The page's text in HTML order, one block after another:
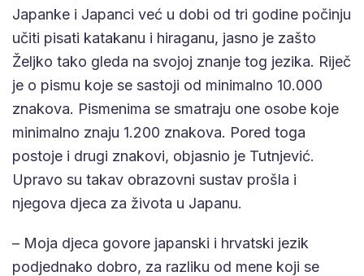
Japanke i Japanci već u dobi od tri godine počinju
učiti pisati katakanu i hiraganu, jasno je zašto
Željko tako gleda na svojoj znanje tog jezika. Riječ
je o pismu koje se sastoji od minimalno 10.000
znakova. Pismenima se smatraju one osobe koje
minimalno znaju 1.200 znakova. Pored toga
postoje i drugi znakovi, objasnio je Tutnjević.
Upravo su takav obrazovni sustav prošla i
njegova djeca za života u Japanu.
– Moja djeca govore japanski i hrvatski jezik
podjednako dobro, za razliku od mene koji se